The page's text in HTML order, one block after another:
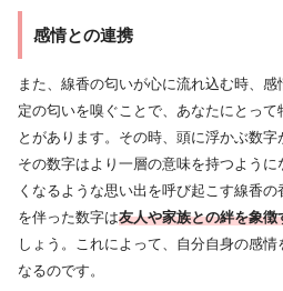
感情との連携
また、線香の匂いが心に流れ込む時、
定の匂いを嗅ぐことで、あなたにとっ
とがあります。その時、頭に浮かぶ数字
その数字はより一層の意味を持つよう
くなるような思い出を呼び起こす線香
を伴った数字は友人や家族との絆を象
しょう。これによって、自分自身の感
なるのです。